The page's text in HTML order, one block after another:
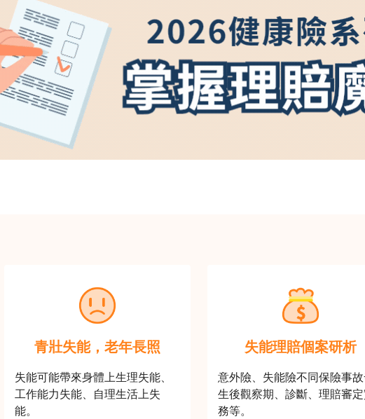
青壯失能，老年長照
失能可能帶來身體上生理失能、
工作能力失能、自理生活上失
能。
失能理賠個案研析
意外險、失能險不同保險事
生後觀察期、診斷、理賠審
務等。